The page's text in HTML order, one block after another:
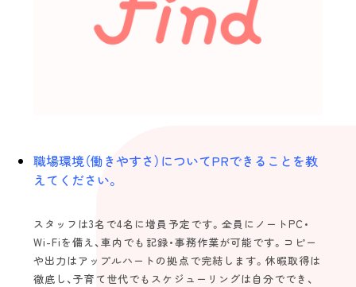
view more
スタッフインタビュー
未経験の方 海外の方
2022©️find.kurume-kaigo.net
職場環境（働きやすさ）についてPRできることを教
えてください。
スタッフは3名で4名に増員予定です。全員にノートPC・
Wi-Fiを備え、車内でも記録・事務作業が可能です。コピー
や出力はアップルハートの拠点で完結します。休暇取得は
徹底し、子育て世代でもスケジューリングは自分ででき、